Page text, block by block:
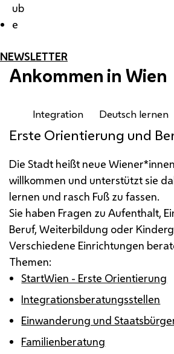
ub
e
NEWSLETTER
Ankommen in Wien
Integration Deutsch lernen
Erste Orientierung und
Die Stadt heißt neue
willkommen und unterstützt sie
lernen und rasch Fuß zu fassen.
Sie haben Fragen zu Aufenthalt,
Beruf, Weiterbildung oder
Verschiedene Einrichtungen
Themen:
StartWien - Erste Orientierung
Integrationsberatungsstellen
Einwanderung und
Familienberatung